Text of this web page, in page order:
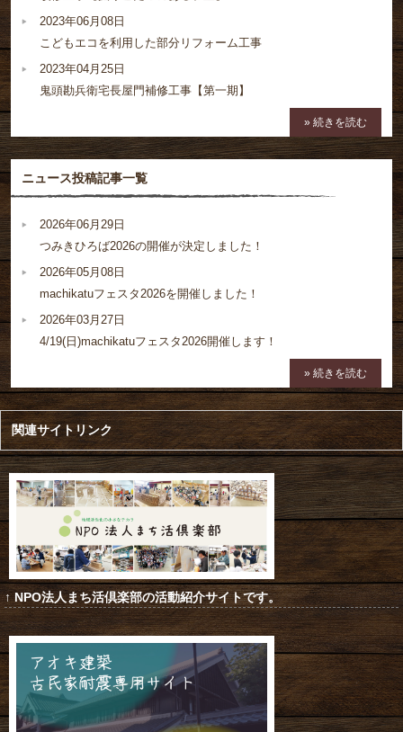
2023年06月08日
こどもエコを利用した部分リフォーム工事
2023年04月25日
鬼頭勘兵衛宅長屋門補修工事【第一期】
» 続きを読む
ニュース投稿記事一覧
2026年06月29日
つみきひろば2026の開催が決定しました！
2026年05月08日
machikatuフェスタ2026を開催しました！
2026年03月27日
4/19(日)machikatuフェスタ2026開催します！
» 続きを読む
関連サイトリンク
↑ NPO法人まち活倶楽部の活動紹介サイトです。